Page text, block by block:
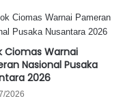
Ciomas Warnai
Nasional Pusaka
2026
2026